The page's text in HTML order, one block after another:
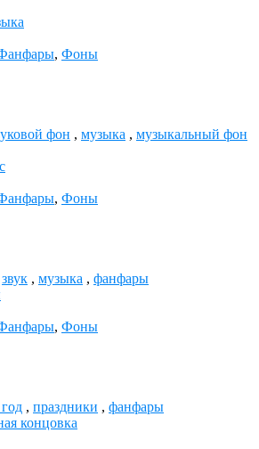
, Фоны
фон , музыка , музыкальный фон
, Фоны
звук , музыка , фанфары
, Фоны
, праздники , фанфары
концовка